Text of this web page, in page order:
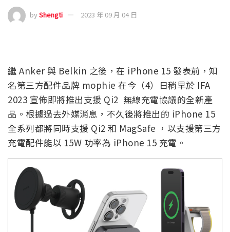
byShengti 2023 年 09 月 04 日
繼 Anker 與 Belkin 之後，在 iPhone 15 發表前，知
名第三方配件品牌 mophie 在今（4）日稍早於 IFA
2023 宣佈即將推出支援 Qi2 無線充電協議的全新產
品。根據過去外媒消息，不久後將推出的 iPhone 15
全系列都將同時支援 Qi2 和 MagSafe ，以支援第三方
充電配件能以 15W 功率為 iPhone 15 充電。